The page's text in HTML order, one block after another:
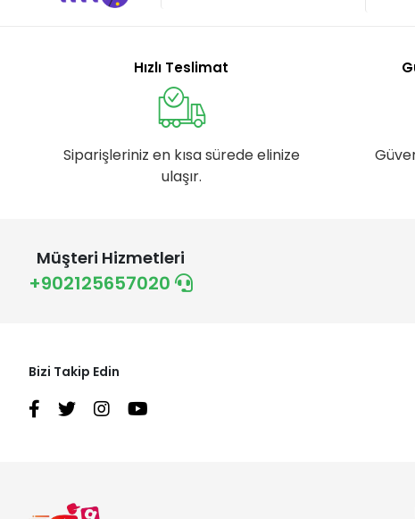
Hızlı Teslimat
Siparişleriniz en kısa sürede elinize
ulaşır.
Müşteri Hizmetleri
+902125657020
Bizi Takip Edin